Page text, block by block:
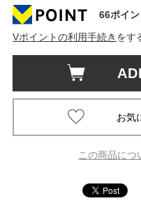
66ポイ
Vポイントの利用手続き をす
この商品につ